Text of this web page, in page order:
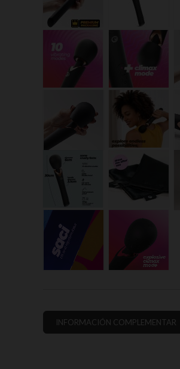
INFORMACIÓN COMPLEMENTAR